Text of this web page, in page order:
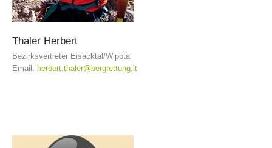
Richiesta di soccorso
Thaler Herbert
Bezirksvertreter Eisacktal/Wipptal
Email: herbert.thaler@bergrettung.it